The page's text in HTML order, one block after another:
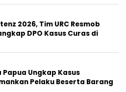
2026, Tim URC Resmob
DPO Kasus Curas di
Papua Ungkap Kasus
Pelaku Beserta Barang